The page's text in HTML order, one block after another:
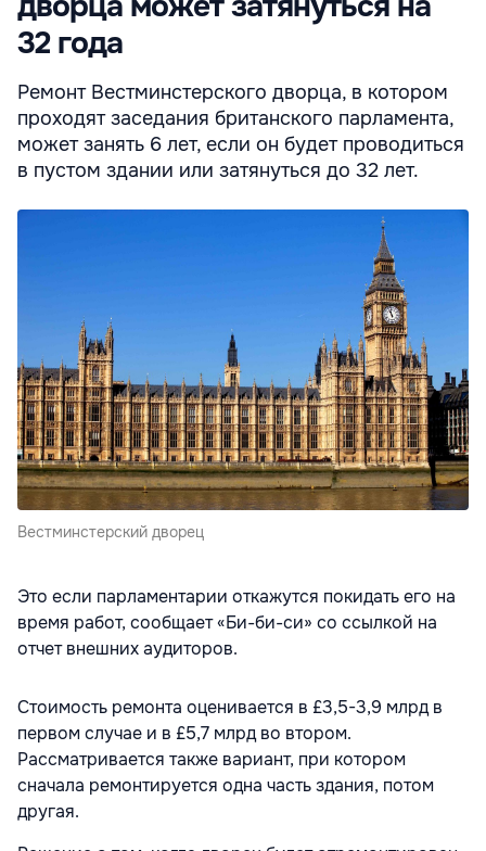
32 года
Ремонт Вестминстерского дворца, в котором
проходят заседания британского парламента,
может занять 6 лет, если он будет проводиться
в пустом здании или затянуться до 32 лет.
Вестминстерский дворец
Это если парламентарии откажутся покидать его на
время работ, сообщает «Би-би-си» со ссылкой на
отчет внешних аудиторов.
Стоимость ремонта оценивается в £3,5-3,9 млрд в
первом случае и в £5,7 млрд во втором.
Рассматривается также вариант, при котором
сначала ремонтируется одна часть здания, потом
другая.